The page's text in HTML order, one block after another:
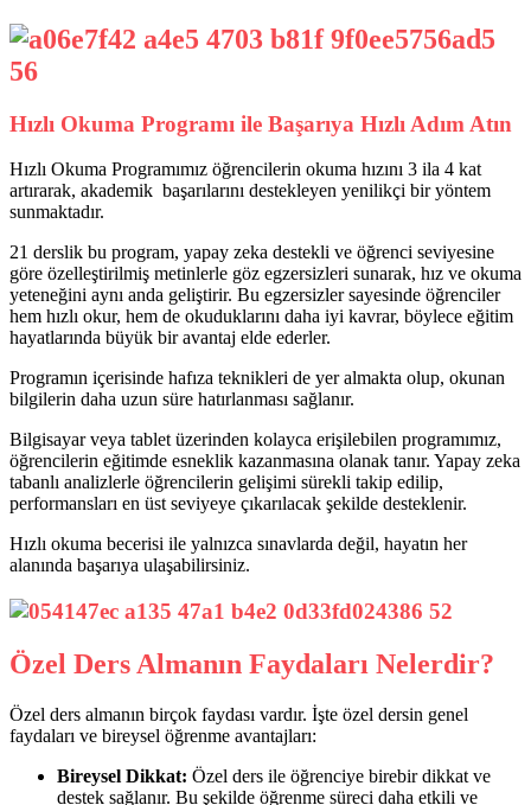
Hızlı Okuma Programı ile Başarıya Hızlı Adım Atın
Hızlı Okuma Programımız öğrencilerin okuma hızını 3 ila 4 kat
artırarak, akademik başarılarını destekleyen yenilikçi bir yöntem
sunmaktadır.
21 derslik bu program, yapay zeka destekli ve öğrenci seviyesine
göre özelleştirilmiş metinlerle göz egzersizleri sunarak, hız ve okuma
yeteneğini aynı anda geliştirir. Bu egzersizler sayesinde öğrenciler
hem hızlı okur, hem de okuduklarını daha iyi kavrar, böylece eğitim
hayatlarında büyük bir avantaj elde ederler.
Programın içerisinde hafıza teknikleri de yer almakta olup, okunan
bilgilerin daha uzun süre hatırlanması sağlanır.
Bilgisayar veya tablet üzerinden kolayca erişilebilen programımız,
öğrencilerin eğitimde esneklik kazanmasına olanak tanır. Yapay zeka
tabanlı analizlerle öğrencilerin gelişimi sürekli takip edilip,
performansları en üst seviyeye çıkarılacak şekilde desteklenir.
Hızlı okuma becerisi ile yalnızca sınavlarda değil, hayatın her
alanında başarıya ulaşabilirsiniz.
Özel Ders Almanın Faydaları Nelerdir?
Özel ders almanın birçok faydası vardır. İşte özel dersin genel
faydaları ve bireysel öğrenme avantajları:
Bireysel Dikkat: Özel ders ile öğrenciye birebir dikkat ve
destek sağlanır. Bu şekilde öğrenme süreci daha etkili ve